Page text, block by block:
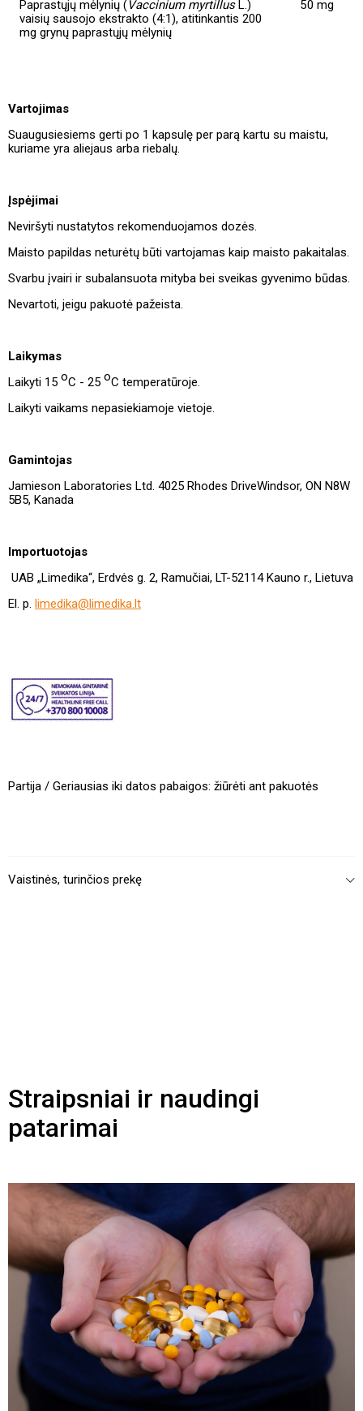
Paprastųjų mėlynių (Vaccinium myrtillusL.)
vaisių sausojo ekstrakto (4:1), atitinkantis 200
mg grynų paprastųjų mėlynių
50 mg
Vartojimas
Suaugusiesiems gerti po 1 kapsulę per parą kartu su maistu,
kuriame yra aliejaus arba riebalų.
Įspėjimai
Neviršyti nustatytos rekomenduojamos dozės.
Maisto papildas neturėtų būti vartojamas kaip maisto pakaitalas.
Svarbu įvairi ir subalansuota mityba bei sveikas gyvenimo būdas.
Nevartoti, jeigu pakuotė pažeista.
Laikymas
Laikyti 15 oC - 25 oC temperatūroje.
Laikyti vaikams nepasiekiamoje vietoje.
Gamintojas
Jamieson Laboratories Ltd. 4025 Rhodes DriveWindsor, ON N8W
5B5, Kanada
Importuotojas
UAB „Limedika“, Erdvės g. 2, Ramučiai, LT-52114 Kauno r., Lietuva
El. p. limedika@limedika.lt
Partija / Geriausias iki datos pabaigos: žiūrėti ant pakuotės
Vaistinės, turinčios prekę
Straipsniai ir naudingi
patarimai